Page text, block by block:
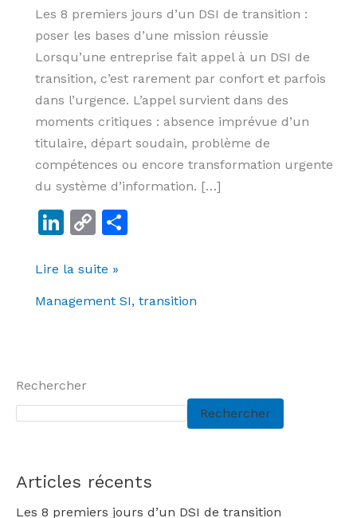
Les 8 premiers jours d’un DSI de transition :
poser les bases d’une mission réussie
Lorsqu’une entreprise fait appel à un DSI de
transition, c’est rarement par confort et parfois
dans l’urgence. L’appel survient dans des
moments critiques : absence imprévue d’un
titulaire, départ soudain, problème de
compétences ou encore transformation urgente
du système d’information. […]
Li
k
e
C
p
y
g
DSI
de
transition
Lire la suite »
Management SI, transition
Rechercher
Rechercher
Articles récents
Les 8 premiers jours d’un DSI de transition